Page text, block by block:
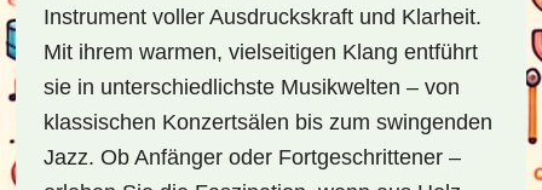
Instrument voller Ausdruckskraft und Klarheit.
Mit ihrem warmen, vielseitigen Klang entführt
sie in unterschiedlichste Musikwelten – von
klassischen Konzertsälen bis zum swingenden
Jazz. Ob Anfänger oder Fortgeschrittener –